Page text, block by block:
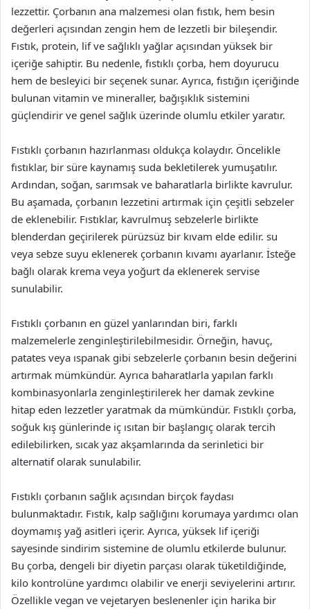
lezzettir. Çorbanın ana malzemesi olan fıstık, hem besin
değerleri açısından zengin hem de lezzetli bir bileşendir.
Fıstık, protein, lif ve sağlıklı yağlar açısından yüksek bir
içeriğe sahiptir. Bu nedenle, fıstıklı çorba, hem doyurucu
hem de besleyici bir seçenek sunar. Ayrıca, fıstığın içeriğinde
bulunan vitamin ve mineraller, bağışıklık sistemini
güçlendirir ve genel sağlık üzerinde olumlu etkiler yaratır.
Fıstıklı çorbanın hazırlanması oldukça kolaydır. Öncelikle
fıstıklar, bir süre kaynamış suda bekletilerek yumuşatılır.
Ardından, soğan, sarımsak ve baharatlarla birlikte kavrulur.
Bu aşamada, çorbanın lezzetini artırmak için çeşitli sebzeler
de eklenebilir. Fıstıklar, kavrulmuş sebzelerle birlikte
blenderdan geçirilerek pürüzsüz bir kıvam elde edilir. su
veya sebze suyu eklenerek çorbanın kıvamı ayarlanır. İsteğe
bağlı olarak krema veya yoğurt da eklenerek servise
sunulabilir.
Fıstıklı çorbanın en güzel yanlarından biri, farklı
malzemelerle zenginleştirilebilmesidir. Örneğin, havuç,
patates veya ıspanak gibi sebzelerle çorbanın besin değerini
artırmak mümkündür. Ayrıca baharatlarla yapılan farklı
kombinasyonlarla zenginleştirilerek her damak zevkine
hitap eden lezzetler yaratmak da mümkündür. Fıstıklı çorba,
soğuk kış günlerinde iç ısıtan bir başlangıç olarak tercih
edilebilirken, sıcak yaz akşamlarında da serinletici bir
alternatif olarak sunulabilir.
Fıstıklı çorbanın sağlık açısından birçok faydası
bulunmaktadır. Fıstık, kalp sağlığını korumaya yardımcı olan
doymamış yağ asitleri içerir. Ayrıca, yüksek lif içeriği
sayesinde sindirim sistemine de olumlu etkilerde bulunur.
Bu çorba, dengeli bir diyetin parçası olarak tüketildiğinde,
kilo kontrolüne yardımcı olabilir ve enerji seviyelerini artırır.
Özellikle vegan ve vejetaryen beslenenler için harika bir